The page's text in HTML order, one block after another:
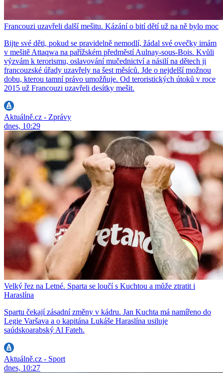
Francouzi uzavřeli další mešitu. Kázání o bití dětí už na ně bylo moc
Bijte své děti, pokud se pravidelně nemodlí, žádal své ovečky imám
v mešitě Attaqwa na pařížském předměstí Aulnay-sous-Bois. Kvůli
výzvám k terorismu, oslavování mučednictví a násilí na dětech ji
francouzské úřady uzavřely na šest měsíců. Jde o nejdelší možnou
dobu, kterou tamní právo umožňuje. Od teroristických útoků v roce
2015 už Francouzi uzavřeli desítky mešit.
Aktuálně.cz - Zprávy
dnes, 10:29
Velký řez na Letné. Sparta se loučí s Kuchtou a může ztratit i
Haraslína
Spartu čekají zásadní změny v kádru. Jan Kuchta má namířeno do
Legie Varšava a o kapitána Lukáše Haraslína usiluje
saúdskoarabský Al Fateh.
Aktuálně.cz - Sport
dnes, 10:27